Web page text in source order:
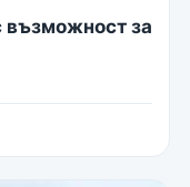
възможност за